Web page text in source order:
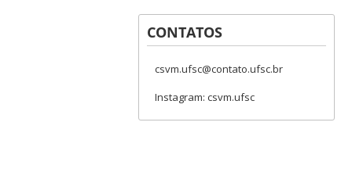
CONTATOS
csvm.ufsc@contato.ufsc.br
Instagram: csvm.ufsc